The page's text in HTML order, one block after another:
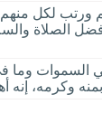
ورتب لكل
الصلاة
في السموات
وكرمه، إنه